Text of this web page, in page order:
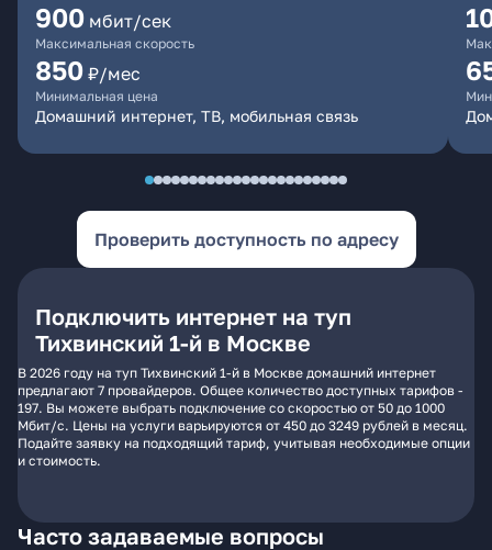
900 мбит/сек
Максимальная скорость
850 ₽/мес
Минимальная цена
Домашний интернет, ТВ, мобильная связь
Проверить доступность по адресу
Подключить интернет на туп
Тихвинский 1-й в Москве
В 2026 году на туп Тихвинский 1-й в Москве домашний интернет
предлагают 7 провайдеров. Общее количество доступных тарифов -
197. Вы можете выбрать подключение со скоростью от 50 до 1000
Мбит/с. Цены на услуги варьируются от 450 до 3249 рублей в месяц.
Подайте заявку на подходящий тариф, учитывая необходимые опции
и стоимость.
Часто задаваемые вопросы